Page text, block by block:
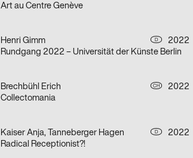
Art au Centre Genève
Henri Gimm D
2022
Rundgang 2022 – Universität der Künste Berlin
Brechbühl Erich CH
2022
Collectomania
Kaiser Anja, Tanneberger Hagen D
2022
Radical Receptionist?!